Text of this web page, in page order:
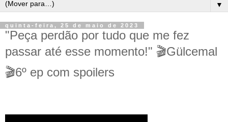
▼
quinta-feira, 25 de maio de 2023
"Peça perdão por tudo que me fez
passar até esse momento!" 🎬Gülcemal
🎬6º ep com spoilers